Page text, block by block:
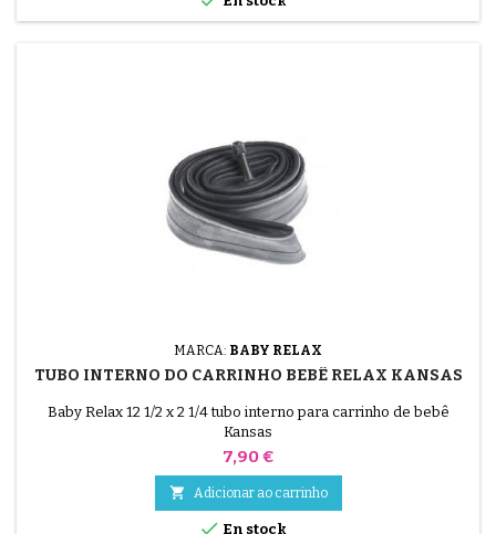
MARCA: BABY RELAX
TUBO INTERNO DO CARRINHO BEBÊ RELAX KANSAS
Baby Relax 12 1/2 x 2 1/4 tubo interno para carrinho de bebê
Kansas
Preço
7,90 €
 Adicionar ao carrinho
 En stock